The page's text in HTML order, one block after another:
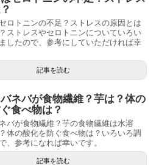
ロトニンの不足？ストレスの原因とは
ストレスやセロトニンについていろい
したので、参考にしていただければ幸
記事を読む
ネバが食物繊維？芋は？体の
食べ物は？
バが食物繊維？芋の食物繊維は水溶
体の酸化を防ぐ食べ物は？いろいろ調
、参考になれば幸いです。
記事を読む